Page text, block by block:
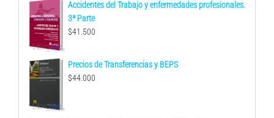
Accidentes del Trabajo y enfermedades profesionales.
3ª Parte
$41.500
Precios de Transferencias y BEPS
$44.000